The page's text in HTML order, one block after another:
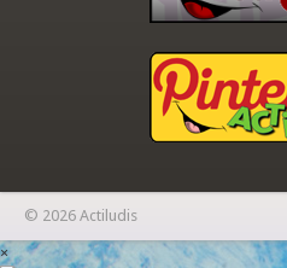
© 2026 Actiludis
×